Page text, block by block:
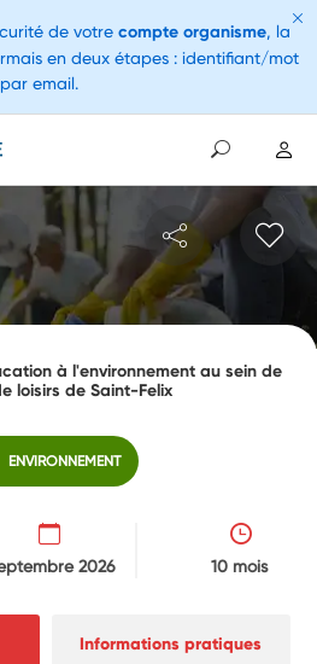
à l'environnement au sein de
loisirs de Saint-Felix
ENVIRONNEMENT
2026 10 mois
Informations pratiques
de votre compte organisme, la
en deux étapes : identifiant/mot
email.